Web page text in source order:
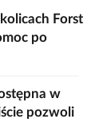
Forst
po
w
pozwoli